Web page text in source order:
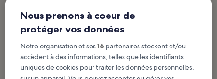
Nous prenons à coeur de
protéger vos données
Notre organisation et ses16 partenaires stockent et/ou
accèdent à des informations, telles que les identifiants
uniques de cookies pour traiter les données personnelles,